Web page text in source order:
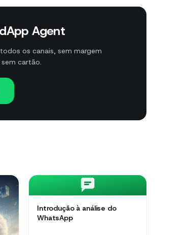
Agent
os canais, sem margem
cartão.
Introdução à análise do
WhatsApp